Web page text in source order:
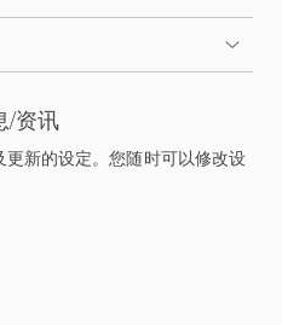
/资讯
新的设定。您随时可以修改设